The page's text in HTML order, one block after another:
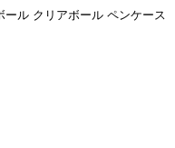
ル クリアボール ペンケース